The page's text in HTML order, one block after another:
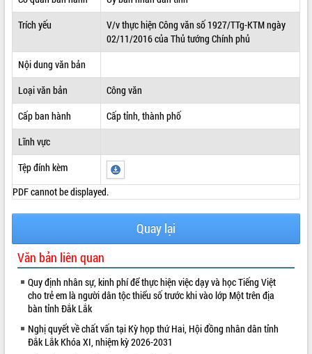
VĂN BẢN HĐND TỈNH
ĐIỂM TIN VĂN BẢN
Trích yếu
V/v thực hiện Công văn số 1927/TTg-KTM ngày
02/11/2016 của Thủ tướng Chính phủ
Nội dung văn bản
Loại văn bản
Công văn
Cấp ban hành
Cấp tỉnh, thành phố
Lĩnh vực
Tệp đính kèm
PDF cannot be displayed.
Quay lại
Văn bản liên quan
Quy định nhân sự, kinh phí để thực hiện việc dạy và học Tiếng Việt
cho trẻ em là người dân tộc thiểu số trước khi vào lớp Một trên địa
bàn tỉnh Đắk Lắk
Nghị quyết về chất vấn tại Kỳ họp thứ Hai, Hội đồng nhân dân tỉnh
Đắk Lắk Khóa XI, nhiệm kỳ 2026-2031